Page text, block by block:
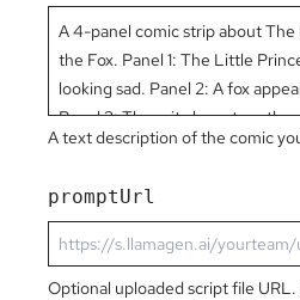
A text description of the comic
promptUrl
Optional uploaded script file URL.